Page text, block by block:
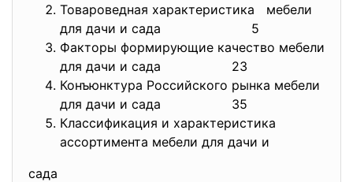
Товароведная характеристика мебели
для дачи и сада 5
Факторы формирующие качество мебели
для дачи и сада 23
Конъюнктура Российского рынка мебели
для дачи и сада 35
Классификация и характеристика
ассортимента мебели для дачи и
сада